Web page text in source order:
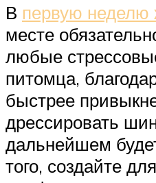
В первую неделю
месте
любые
питомца,
быстрее
дрессировать
дальнейшем
того, создайте